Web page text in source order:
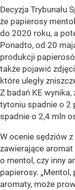
Decyzja Trybunału
że papierosy
do 2020 roku, a
Ponadto, od 20
produkcji
także pojawić
które uległy
Z badań KE
tytoniu spadnie o 2
spadnie o 2,4 mln
W ocenie sędziów
zawierające
o mentol, czy inny
papierosy.
aromaty, może